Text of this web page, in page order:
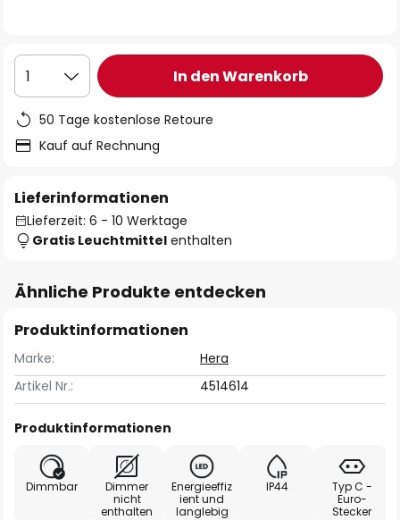
1 In den Warenkorb
50 Tage kostenlose Retoure
Kauf auf Rechnung
Lieferinformationen
Lieferzeit: 6 - 10 Werktage
Gratis Leuchtmittel enthalten
Ähnliche Produkte entdecken
Produktinformationen
Marke:
Hera
Artikel Nr.:
4514614
Produktinformationen
Dimmbar
Dimmer
nicht
enthalten
Energieeffiz
ient und
langlebig
IP44
Typ C -
Euro-
Stecker